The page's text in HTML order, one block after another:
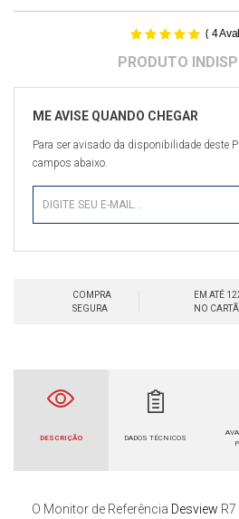
( 4
Para ser avisado da disponibilidade deste
campos abaixo.
COMPRA
SEGURA
EM ATÉ
NO
DESCRIÇÃO DADOS TÉCNICOS
O Monitor de Referência Desview R7